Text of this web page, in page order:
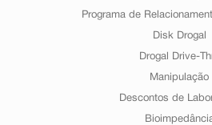
Programa de
Disk Drogal
Drogal Drive-
Manipulação
Descontos de